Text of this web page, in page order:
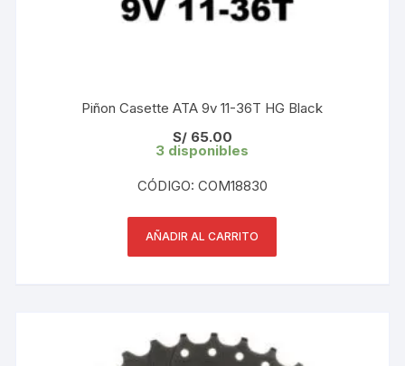
Piñon Casette ATA 9v 11-36T HG Black
S/65.00
3 disponibles
CÓDIGO: COM18830
AÑADIR AL CARRITO